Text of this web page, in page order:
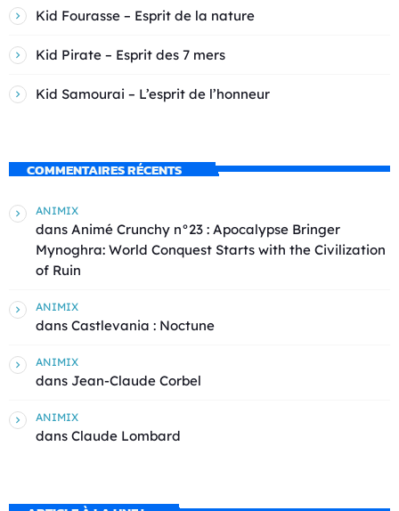
Kid Fourasse – Esprit de la nature
Kid Pirate – Esprit des 7 mers
Kid Samourai – L’esprit de l’honneur
COMMENTAIRES RÉCENTS
ANIMIX
dans Animé Crunchy n°23 : Apocalypse Bringer
Mynoghra: World Conquest Starts with the Civilization
of Ruin
ANIMIX
dans Castlevania : Noctune
ANIMIX
dans Jean-Claude Corbel
ANIMIX
dans Claude Lombard